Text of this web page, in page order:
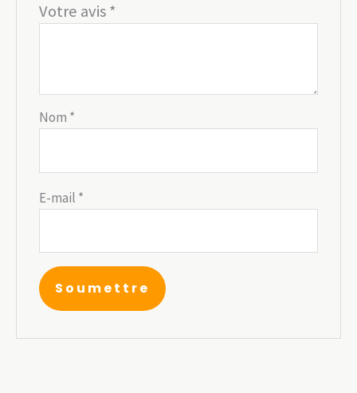
Votre avis*
Nom *
E-mail *